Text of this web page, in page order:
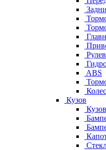
ABS
Кузов